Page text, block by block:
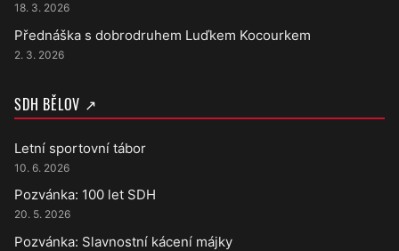
18. 3. 2026
Přednáška s dobrodruhem Luďkem Kocourkem
2. 3. 2026
SDH BĚLOV ↗
Letní sportovní tábor
10. 6. 2026
Pozvánka: 100 let SDH
20. 5. 2026
Pozvánka: Slavnostní kácení májky